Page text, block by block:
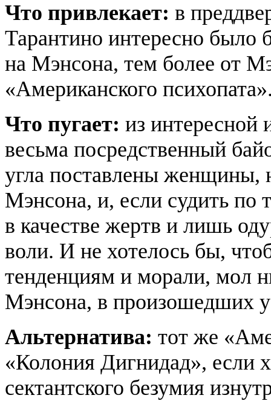
Что привлекает: в
Тарантино интересно было
на Мэнсона, тем более от
«Американского
Что пугает: из
весьма посредственный
угла поставлены женщины,
Мэнсона, и, если судить по
в качестве жертв и лишь
воли. И не хотелось бы,
тенденциям и морали, мол
Мэнсона, в произошедших
Альтернатива: тот же
«Колония Дигнидад», если
сектантского безумия